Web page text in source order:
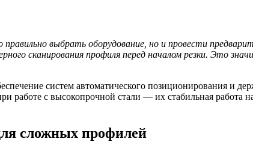
выбрать оборудование, но и провести
сканирования профиля перед началом резки. Это
систем автоматического позиционирования и
работе с высокопрочной стали — их стабильная работа
сложных профилей